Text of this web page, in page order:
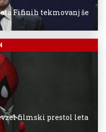
Fifinih tekmovanj še
filmski prestol leta